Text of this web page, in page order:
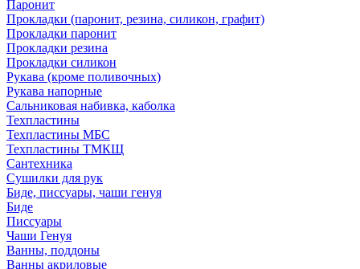
Паронит
Прокладки (паронит, резина, силикон, графит)
Прокладки паронит
Прокладки резина
Прокладки силикон
Рукава (кроме поливочных)
Рукава напорные
Сальниковая набивка, каболка
Техпластины
Техпластины МБС
Техпластины ТМКЩ
Сантехника
Сушилки для рук
Биде, писсуары, чаши генуя
Биде
Писсуары
Чаши Генуя
Ванны, поддоны
Ванны акриловые